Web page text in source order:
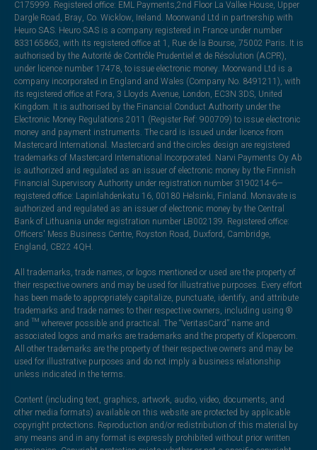
C175999. Registered office: EML Payments,2nd Floor La Vallee House, Upper
Dargle Road, Bray, Co. Wicklow, Ireland. Moorwand Ltd in partnership with
Heuro SAS. Heuro SAS is a company registered in France under number
833165863, with its registered office at 1, Rue de la Bourse, 75002 Paris. It is
authorised by the Autorité de Contrôle Prudentiel et de Résolution (ACPR),
under licence number 17478, to issue electronic money. Moorwand Ltd is a
company incorporated in England and Wales (Company No. 8491211), with
its registered office at Fora, 3 Lloyds Avenue, London, EC3N 3DS, United
Kingdom. It is authorised by the Financial Conduct Authority under the
Electronic Money Regulations 2011 (Register Ref: 900709) to issue electronic
money and payment instruments. The card is issued under licence from
Mastercard International. Mastercard and the circles design are registered
trademarks of Mastercard International Incorporated. Narvi Payments Oy Ab
is authorized and regulated as an issuer of electronic money by the Finnish
Financial Supervisory Authority under registration number 3190214-6—
registered office: Lapinlahdenkatu 16, 00180 Helsinki, Finland. Monavate is
authorized and regulated as an issuer of electronic money by the Central
Bank of Lithuania under registration number LB002139. Registered office:
Officers' Mess Business Centre, Royston Road, Duxford, Cambridge,
England, CB22 4QH.
All trademarks, trade names, or logos mentioned or used are the property of
their respective owners and may be used for illustrative purposes. Every effort
has been made to appropriately capitalize, punctuate, identify, and attribute
trademarks and trade names to their respective owners, including using ®
and ™ wherever possible and practical. The “VeritasCard” name and
associated logos and marks are trademarks and the property of Klopercom.
All other trademarks are the property of their respective owners and may be
used for illustrative purposes and do not imply a business relationship
unless indicated in the terms.
Content (including text, graphics, artwork, audio, video, documents, and
other media formats) available on this website are protected by applicable
copyright protections. Reproduction and/or redistribution of this material by
any means and in any format is expressly prohibited without prior written